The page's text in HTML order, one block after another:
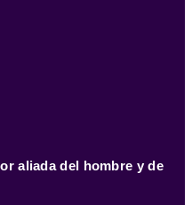
aliada del hombre y de